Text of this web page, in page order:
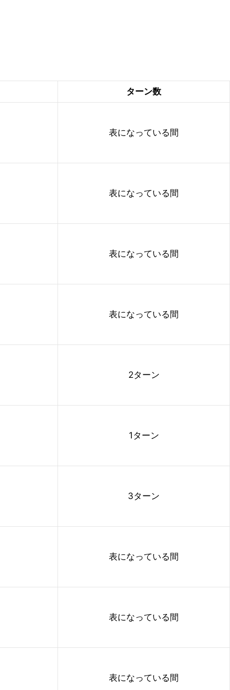
ターン数
表になっている間
表になっている間
表になっている間
表になっている間
2ターン
1ターン
3ターン
表になっている間
表になっている間
表になっている間